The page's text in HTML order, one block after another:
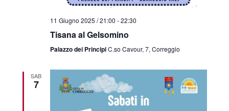
11 Giugno 2025 / 21:00 -22:30
Tisana al Gelsomino
Palazzo dei PrincipiC.so Cavour, 7, Correggio
SAB
7